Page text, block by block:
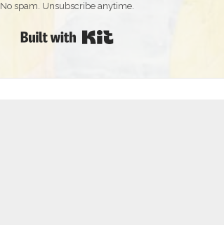
No spam. Unsubscribe anytime.